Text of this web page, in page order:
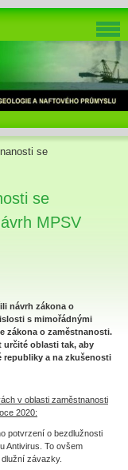
se
se
MPSV
návrh zákona o
s mimořádnými
zákona o zaměstnanosti.
určité oblasti tak, aby
a na zkušenosti
v oblasti zaměstnanosti
2020:
potvrzení o bezdlužnosti
Antivirus. To ovšem
závazky.